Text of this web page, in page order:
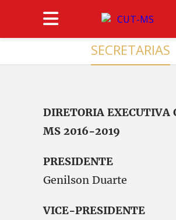
SECRETARIAS
DIRETORIA EXECUTIVA
MS 2016-2019
PRESIDENTE
Genilson Duarte
VICE-PRESIDENTE